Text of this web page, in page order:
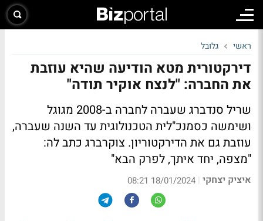
ראשי גלובל
דירקטורית מטא הודיעה שהיא עוזבת
את החברה: "לנצח אוקיר תודה"
שריל סנדברג שעברה לחברה ב-2008 מגוגל
ושימשה כסמנכ"לית הטכנולוגית עד השנה שעברה,
עוזבת גם את הדירקטוריון. צוקרברג כתב לה:
"מצפה, יחד איתך, לפרק הבא"
איציק יצחקי |
18/01/2024 08:21